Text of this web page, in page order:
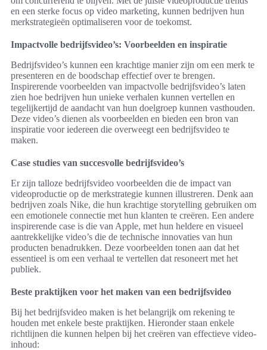
en een sterke focus op video marketing, kunnen bedrijven hun
merkstrategieën optimaliseren voor de toekomst.
Impactvolle bedrijfsvideo’s: Voorbeelden en inspiratie
Bedrijfsvideo’s kunnen een krachtige manier zijn om een merk te
presenteren en de boodschap effectief over te brengen.
Inspirerende voorbeelden van impactvolle bedrijfsvideo’s laten
zien hoe bedrijven hun unieke verhalen kunnen vertellen en
tegelijkertijd de aandacht van hun doelgroep kunnen vasthouden.
Deze video’s dienen als voorbeelden en bieden een bron van
inspiratie voor iedereen die overweegt een bedrijfsvideo te
maken.
Case studies van succesvolle bedrijfsvideo’s
Er zijn talloze bedrijfsvideo voorbeelden die de impact van
videoproductie op de merkstrategie kunnen illustreren. Denk aan
bedrijven zoals Nike, die hun krachtige storytelling gebruiken om
een emotionele connectie met hun klanten te creëren. Een andere
inspirerende case is die van Apple, met hun heldere en visueel
aantrekkelijke video’s die de technische innovaties van hun
producten benadrukken. Deze voorbeelden tonen aan dat het
essentieel is om een verhaal te vertellen dat resoneert met het
publiek.
Beste praktijken voor het maken van een bedrijfsvideo
Bij het bedrijfsvideo maken is het belangrijk om rekening te
houden met enkele beste praktijken. Hieronder staan enkele
richtlijnen die kunnen helpen bij het creëren van effectieve video-
inhoud: